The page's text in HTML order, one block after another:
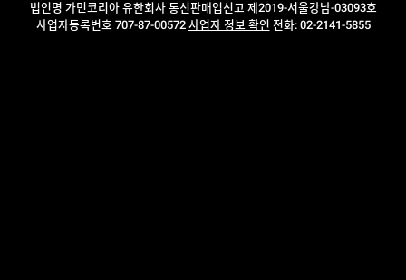
법인명 가민코리아 유한회사 통신판매업신고 제2019-서울강남-03093호
사업자등록번호 707-87-00572 사업자 정보 확인 전화: 02-2141-5855